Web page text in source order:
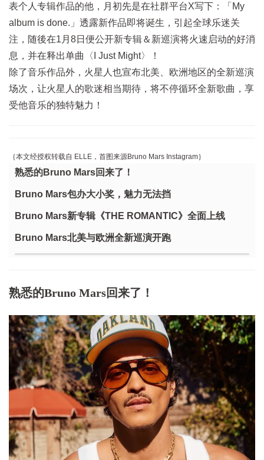
表个人专辑作品的他，月初先是在社群平台X写下：「My
album is done.」透露新作品即将诞生，引起全球乐迷关
注，随後在1月8日便公开新专辑＆新巡演将火速启动的好消
息，并在释出单曲〈I Just Might〉！
除了音乐作品外，火星人也宣布北美、欧洲地区的全新巡演
场次，让火星人的歌迷相当期待，将不停循环全新歌曲，享
受他音乐的独特魅力！
｛本文经授权转载自 ELLE，首图来源Bruno Mars Instagram｝
熟悉的Bruno Mars回来了！
Bruno Mars包办大小奖，魅力无法挡
Bruno Mars新专辑《THE ROMANTIC》全面上线
Bruno Mars北美与欧洲全新巡演开跑
熟悉的Bruno Mars回来了！